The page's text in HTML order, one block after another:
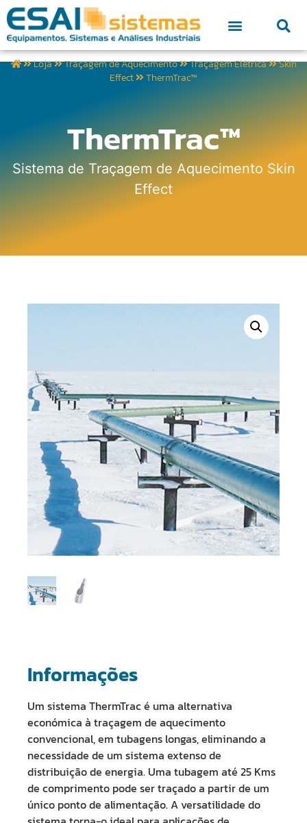
Loja Traçagem de Aquecimento Traçagem Elétrica
Skin
Effect
ThermTrac™
ThermTrac™
Sistema de Traçagem de Aquecimento Skin
Effect
Informações
Um sistema ThermTrac é uma alternativa
económica à traçagem de aquecimento
convencional, em tubagens longas, eliminando a
necessidade de um sistema extenso de
distribuição de energia. Uma tubagem até 25 Kms
de comprimento pode ser traçado a partir de um
único ponto de alimentação. A versatilidade do